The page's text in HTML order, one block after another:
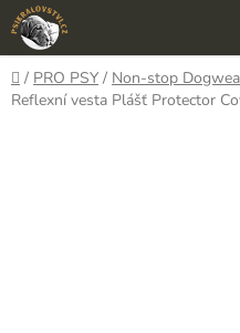
Přejít
na
obsah
Domů
/ PRO PSY / Non-stop
Reflexní vesta Plášť Protector